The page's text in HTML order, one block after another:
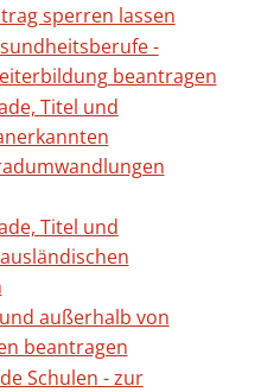
sperren lassen
-
beantragen
Titel und
Titel und
außerhalb von
beantragen
Schulen - zur